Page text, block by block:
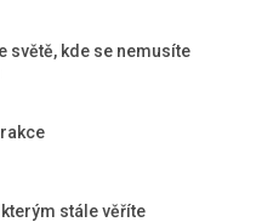
světě, kde se nemusíte
stále věříte